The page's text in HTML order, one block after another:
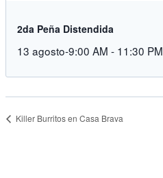
2da Peña Distendida
13 agosto-9:00 AM - 11:30 PM
Killer Burritos en Casa Brava